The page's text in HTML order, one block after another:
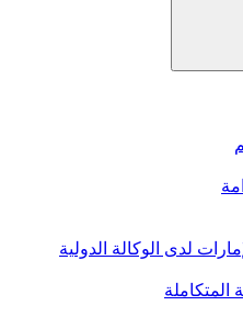
لدى الوكالة الدولية
المتكاملة